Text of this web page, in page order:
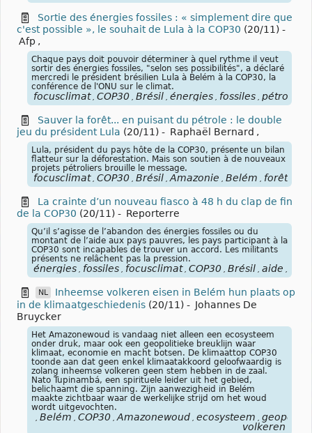
Sortie des énergies fossiles : « simplement dire que
c'est possible », le souhait de Lula à la COP30 (20/11) -
Afp ,
Chaque pays doit pouvoir déterminer à quel rythme il veut
sortir des énergies fossiles, "selon ses possibilités", a déclaré
mercredi le président brésilien Lula à Belém à la COP30, la
conférence de l'ONU sur le climat.
focusclimat COP30 Brésil énergies fossiles pétrole
Sauver la forêt... en puisant du pétrole : le double
jeu du président Lula (20/11) - Raphaël Bernard ,
Lula, président du pays hôte de la COP30, présente un bilan
flatteur sur la déforestation. Mais son soutien à de nouveaux
projets pétroliers brouille le message.
focusclimat COP30 Brésil Amazonie Belém forêts
La crainte d’un nouveau fiasco à 48 h du clap de fin
de la COP30 (20/11) - Reporterre
Qu’il s’agisse de l’abandon des énergies fossiles ou du
montant de l’aide aux pays pauvres, les pays participant à la
COP30 sont incapables de trouver un accord. Les militants
présents ne relâchent pas la pression.
énergies fossiles focusclimat COP30 Brésil aide
NL
Inheemse volkeren eisen in Belém hun plaats op
in de klimaatgeschiedenis (20/11) - Johannes De
Bruycker
Het Amazonewoud is vandaag niet alleen een ecosysteem
onder druk, maar ook een geopolitieke breuklijn waar
klimaat, economie en macht botsen. De klimaattop COP30
toonde aan dat geen enkel klimaatakkoord geloofwaardig is
zolang inheemse volkeren geen stem hebben in de zaal.
Nato Tupinambá, een spirituele leider uit het gebied,
belichaamt die spanning. Zijn aanwezigheid in Belém
maakte zichtbaar waar de werkelijke strijd om het woud
wordt uitgevochten.
Belém COP30 Amazonewoud ecosysteem
volkeren